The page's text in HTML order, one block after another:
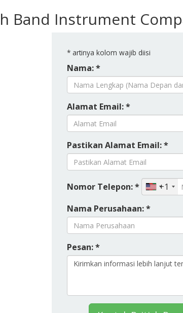
Band Instrument
* artinya kolom wajib diisi
Nama: *
Alamat Email: *
Pastikan Alamat Email: *
Nomor Telepon: *
+1
Nama Perusahaan: *
Pesan: *